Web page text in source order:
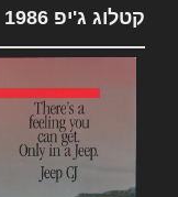
קטלוג ג'יפ 1986